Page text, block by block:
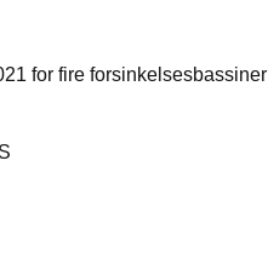
for fire forsinkelsesbassiner